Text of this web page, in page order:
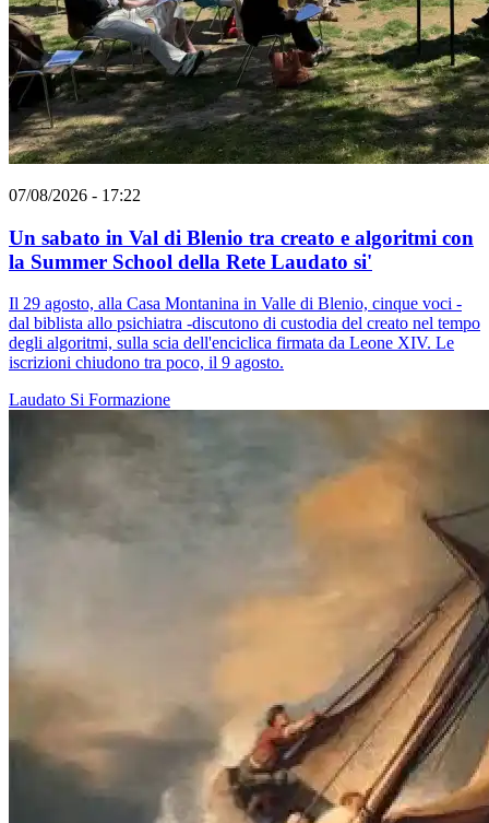
07/08/2026 - 17:22
Un sabato in Val di Blenio tra creato e algoritmi con
la Summer School della Rete Laudato si'
Il 29 agosto, alla Casa Montanina in Valle di Blenio, cinque voci -
dal biblista allo psichiatra -discutono di custodia del creato nel tempo
degli algoritmi, sulla scia dell'enciclica firmata da Leone XIV. Le
iscrizioni chiudono tra poco, il 9 agosto.
Laudato Si Formazione